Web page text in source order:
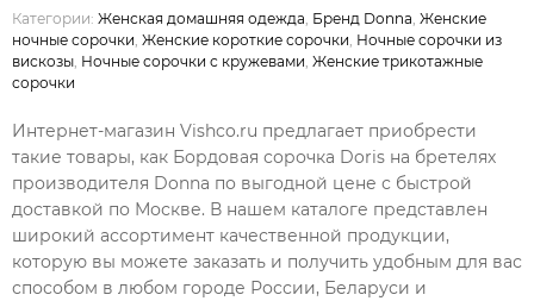
Категории: Женская домашняя одежда Бренд Donna Женские
ночные сорочки Женские короткие сорочки Ночные сорочки из
вискозы Ночные сорочки с кружевами Женские трикотажные
сорочки
Интернет-магазин Vishco.ru предлагает приобрести
такие товары, как Бордовая сорочка Doris на бретелях
производителя Donna по выгодной цене с быстрой
доставкой по Москве. В нашем каталоге представлен
широкий ассортимент качественной продукции,
которую вы можете заказать и получить удобным для вас
способом в любом городе России, Беларуси и